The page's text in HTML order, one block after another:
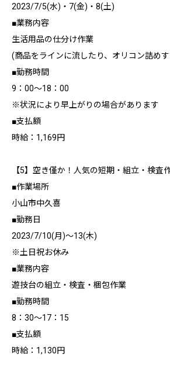
2023/7/5(水)・7(金)・8(土)
■業務内容
生活用品の仕分け作業
(商品をラインに流したり、オリコン詰め
■勤務時間
9：00～18：00
※状況により早上がりの場合があります
■支払額
時給：1,169円
【5】空き僅か！人気の短期・組立・検査
■作業場所
小山市中久喜
■勤務日
2023/7/10(月)～13(木)
※土日祝お休み
■業務内容
遊技台の組立・検査・梱包作業
■勤務時間
8：30～17：15
■支払額
時給：1,130円